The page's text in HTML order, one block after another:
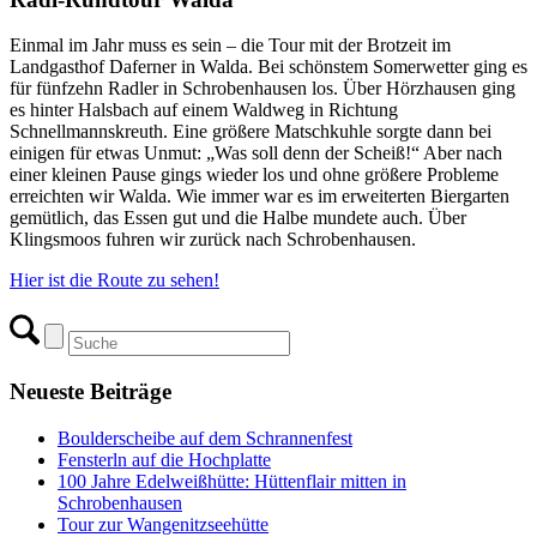
Einmal im Jahr muss es sein – die Tour mit der Brotzeit im
Landgasthof Daferner in Walda. Bei schönstem Somerwetter ging es
für fünfzehn Radler in Schrobenhausen los. Über Hörzhausen ging
es hinter Halsbach auf einem Waldweg in Richtung
Schnellmannskreuth. Eine größere Matschkuhle sorgte dann bei
einigen für etwas Unmut: „Was soll denn der Scheiß!“ Aber nach
einer kleinen Pause gings wieder los und ohne größere Probleme
erreichten wir Walda. Wie immer war es im erweiterten Biergarten
gemütlich, das Essen gut und die Halbe mundete auch. Über
Klingsmoos fuhren wir zurück nach Schrobenhausen.
Hier ist die Route zu sehen!
Neueste Beiträge
Boulderscheibe auf dem Schrannenfest
Fensterln auf die Hochplatte
100 Jahre Edelweißhütte: Hüttenflair mitten in
Schrobenhausen
Tour zur Wangenitzseehütte